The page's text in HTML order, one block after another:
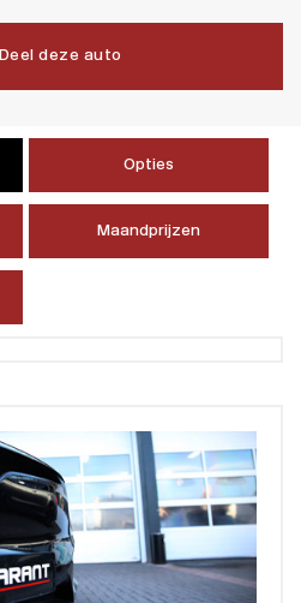
Deel deze auto
Opties
Maandprijzen